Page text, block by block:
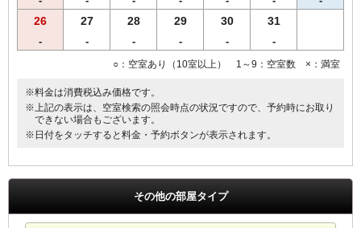
26
-
27
-
28
-
29
-
30
-
31
-
○：空室あり（10室以上） 1～9：空室数 ×：満室
※料金は消費税込み価格です。
※上記の表示は、空室検索の照会時点の状況ですので、予約時にお取り
できない場合もございます。
※日付をタッチすると料金・予約ボタンが表示されます。
その他の部屋タイプ